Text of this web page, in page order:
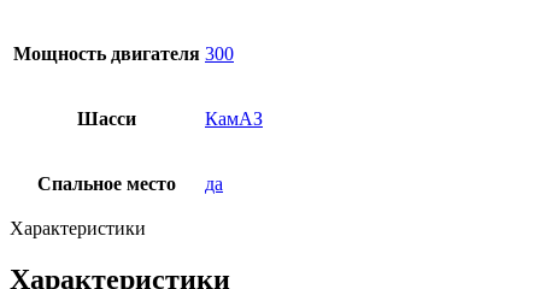
Мощность двигателя 300
Шасси КамАЗ
Спальное место да
Характеристики
Характеристики